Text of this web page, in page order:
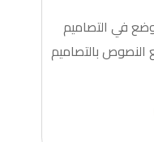
في التصاميم
بالتصاميم